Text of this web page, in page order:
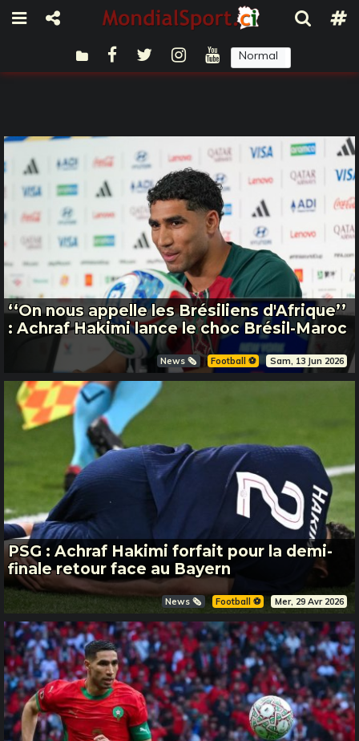
Normal
‘‘On nous appelle les Brésiliens d'Afrique’’
: Achraf Hakimi lance le choc Brésil-Maroc
News 🗞️ Football ⚽️ Sam, 13 Jun 2026
PSG : Achraf Hakimi forfait pour la demi-
finale retour face au Bayern
News 🗞️ Football ⚽️ Mer, 29 Avr 2026